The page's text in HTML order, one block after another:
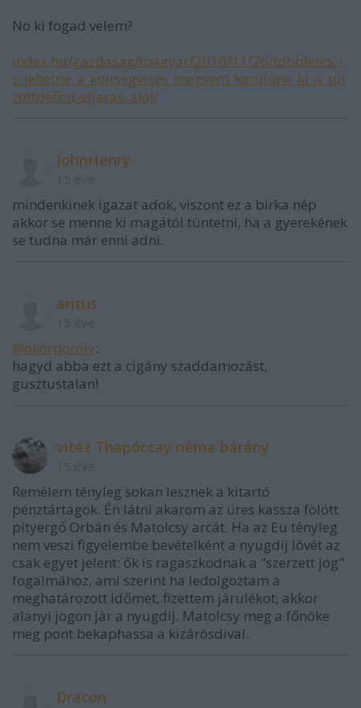
No ki fogad velem?
index.hu/gazdasag/magyar/2010/11/26/tobbletes_i
s_lehetne_a_koltsegvetes_megsem_kerulunk_ki_a_tul
zottdeficit-eljaras_alol/
JohnHenry
mindenkinek igazat adok, viszont ez a birka nép
akkor se menne ki magától tüntetni, ha a gyerekének
se tudna már enni adni.
aritus
@ökörpöröly:
hagyd abba ezt a cigány szaddamozást,
gusztustalan!
vitéz Thapóccay néma bárány
Remélem tényleg sokan lesznek a kitartó
pénztártagok. Én látni akarom az üres kassza fölött
pityergő Orbán és Matolcsy arcát. Ha az Eu tényleg
nem veszi figyelembe bevételként a nyugdíj lóvét az
csak egyet jelent: ők is ragaszkodnak a "szerzett jog"
fogalmához, ami szerint ha ledolgoztam a
meghatározott időmet, fizettem járulékot, akkor
alanyi jogon jár a nyugdíj. Matolcsy meg a főnöke
meg pont bekaphassa a kizárósdival.
Dracon